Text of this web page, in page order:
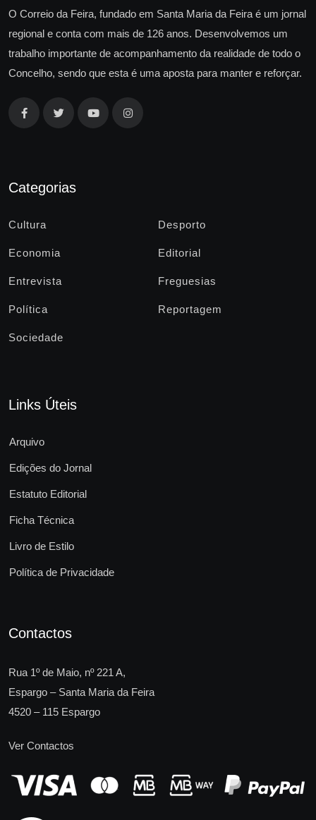
O Correio da Feira, fundado em Santa Maria da Feira é um jornal
regional e conta com mais de 126 anos. Desenvolvemos um
trabalho importante de acompanhamento da realidade de todo o
Concelho, sendo que esta é uma aposta para manter e reforçar.
Categorias
Cultura Desporto
Economia Editorial
Entrevista Freguesias
Política Reportagem
Sociedade
Links Úteis
Arquivo
Edições do Jornal
Estatuto Editorial
Ficha Técnica
Livro de Estilo
Política de Privacidade
Contactos
Rua 1º de Maio, nº 221 A,
Espargo – Santa Maria da Feira
4520 – 115 Espargo
Ver Contactos